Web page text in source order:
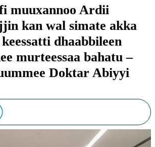
Waa’ee keenya
muuxannoo Ardii
kan wal simate akka
dhaabbileen
murteessaa bahatu –
Doktar Abiyyi